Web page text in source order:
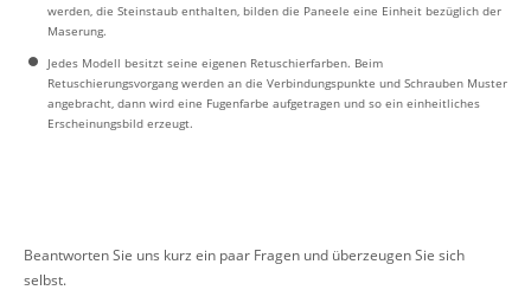
werden, die Steinstaub enthalten, bilden die Paneele eine Einheit bezüglich der
Maserung.
Jedes Modell besitzt seine eigenen Retuschierfarben. Beim
Retuschierungsvorgang werden an die Verbindungspunkte und Schrauben Muster
angebracht, dann wird eine Fugenfarbe aufgetragen und so ein einheitliches
Erscheinungsbild erzeugt.
Beantworten Sie uns kurz ein paar Fragen und überzeugen Sie sich
selbst.